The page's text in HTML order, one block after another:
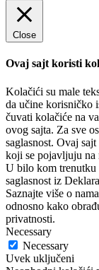
Close
Ovaj sajt koristi
Kolačići su male
da učine korisničko
čuvati kolačiće na
ovog sajta. Za sve
saglasnost. Ovaj
koji se pojavljuju na
U bilo kom trenutku
saglasnost iz
Saznajte više o
odnosno kako
privatnosti.
Necessary
Necessary
Uvek uključeni